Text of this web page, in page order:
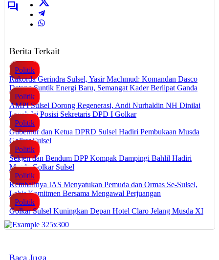
Berita Terkait
Politik
Rakorda Gerindra Sulsel, Yasir Machmud: Komandan Dasco
Datang Suntik Energi Baru, Semangat Kader Berlipat Ganda
Politik
AMPI Sulsel Dorong Regenerasi, Andi Nurhaldin NH Dinilai
Layak Isi Posisi Sekretaris DPD I Golkar
Politik
Gubernur dan Ketua DPRD Sulsel Hadiri Pembukaan Musda
Golkar Sulsel
Politik
Sekjen dan Bendum DPP Kompak Dampingi Bahlil Hadiri
Musda Golkar Sulsel
Politik
Kembalinya IAS Menyatukan Pemuda dan Ormas Se-Sulsel,
Lahir Komitmen Bersama Mengawal Perjuangan
Politik
Golkar Sulsel Kuningkan Depan Hotel Claro Jelang Musda XI
Baca Juga